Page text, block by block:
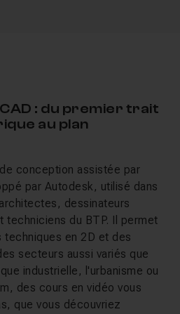
: du premier trait
au plan
conception assistée par
par Autodesk, utilisé dans
dessinateurs
techniciens du BTP. Il permet
en 2D et des
secteurs aussi variés que
industrielle, l'urbanisme ou
des cours en vidéo vous
que vous découvriez